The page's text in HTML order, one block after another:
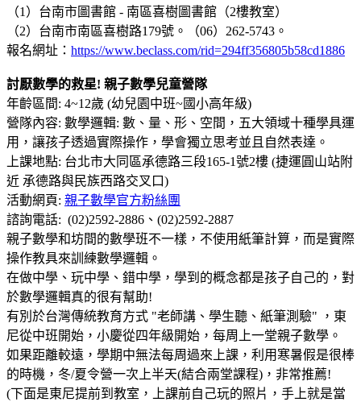
（1）台南市圖書館 - 南區喜樹圖書館（2樓教室）
（2）台南市南區喜樹路179號。（06）262-5743。
報名網址： https://www.beclass.com/rid=294ff356805b58cd1886
討厭數學的救星! 親子數學兒童營隊
年齡區間: 4~12歲 (幼兒園中班~國小高年級)
營隊內容: 數學邏輯: 數、量、形、空間，五大領域十種學具運
用，讓孩子透過實際操作，學會獨立思考並且自然表達。
上課地點: 台北市大同區承德路三段165-1號2樓 (捷運圓山站附
近 承德路與民族西路交叉口)
活動網頁: 親子數學官方粉絲團
諮詢電話: (02)2592-2886、(02)2592-2887
親子數學和坊間的數學班不一樣，不使用紙筆計算，而是實際
操作教具來訓練數學邏輯。
在做中學、玩中學、錯中學，學到的概念都是孩子自己的，對
於數學邏輯真的很有幫助!
有別於台灣傳統教育方式 "老師講、學生聽、紙筆測驗" ，東
尼從中班開始，小慶從四年級開始，每周上一堂親子數學。
如果距離較遠，學期中無法每周過來上課，利用寒暑假是很棒
的時機，冬/夏令營一次上半天(結合兩堂課程)，非常推薦!
(下面是東尼提前到教室，上課前自己玩的照片，手上就是當